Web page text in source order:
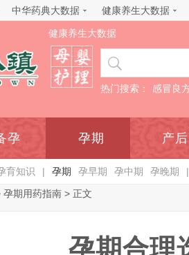
中华药典大数据 健康养生大数据
健康养生大数据
热门搜索： 感冒良
孕 孕期 产后
育知识 | 孕期 孕早期 孕中期 孕晚期
|
孕期用药指南 > 正文
孕期合理